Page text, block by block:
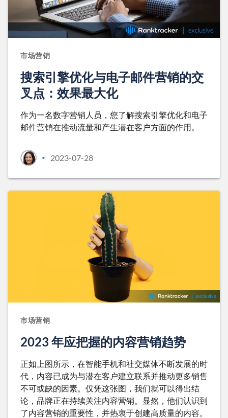
市场营销
搜索引擎优化与电子邮件营销的交
叉点：效果最大化
作为一名数字营销人员，您了解搜索引擎优化和电子
邮件营销在推动流量和产生潜在客户方面的作用。
• 2023-07-28
市场营销
2023 年应把握的内容营销趋势
正如上图所示，在智能手机和社交媒体不断发展的时
代，内容已成为与潜在客户建立联系并推动更多销售
不可或缺的因素。仅凭这张图，我们就可以得出结
论，品牌正在持续关注内容营销。显然，他们认识到
了内容营销的重要性，并热衷于创建高质量的内容。